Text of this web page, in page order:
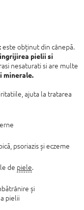
este obținut din cânepă.
pielii si
nesaturati si are multe
minerale.
ajuta la tratarea
psoriazis și eczeme
de piele.
și
pielii